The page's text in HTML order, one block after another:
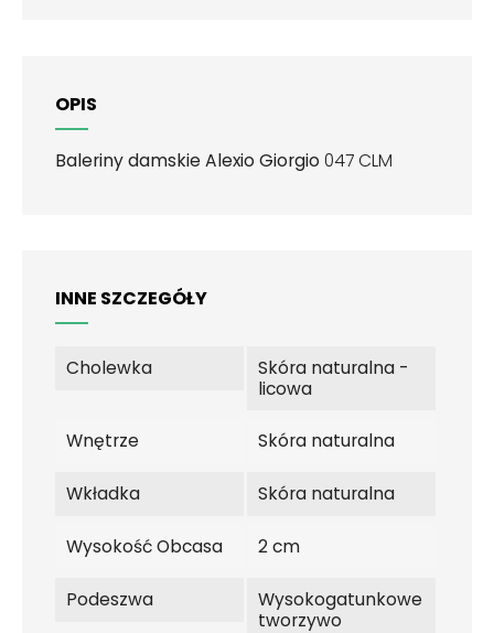
OPIS
Baleriny damskie Alexio Giorgio 047 CLM
INNE SZCZEGÓŁY
Cholewka
Skóra naturalna -
licowa
Wnętrze Skóra naturalna
Wkładka Skóra naturalna
Wysokość Obcasa 2 cm
Podeszwa
Wysokogatunkowe
tworzywo